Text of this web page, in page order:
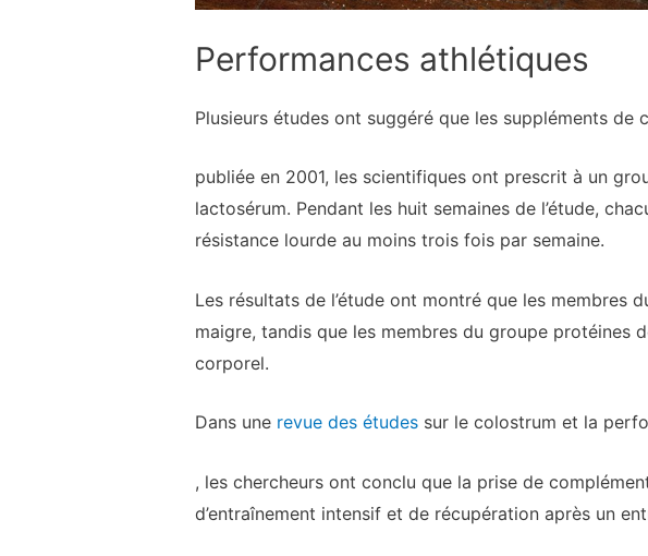
Performances athlétiques
Plusieurs études ont suggéré que les suppléments
publiée en 2001, les scientifiques ont prescrit à un
lactosérum. Pendant les huit semaines de l’étude,
résistance lourde au moins trois fois par semaine.
Les résultats de l’étude ont montré que les
maigre, tandis que les membres du groupe protéines
corporel.
Dans une revue des étudessur le colostrum et la
, les chercheurs ont conclu que la prise de
d’entraînement intensif et de récupération après un